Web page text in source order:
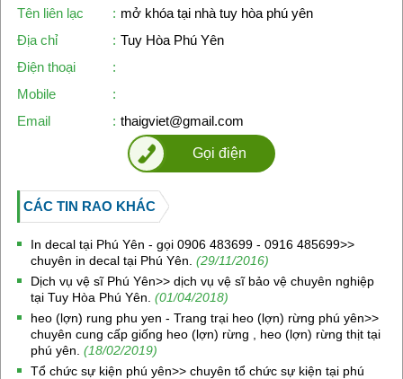
Tên liên lạc
: mở khóa tại nhà tuy hòa phú yên
Địa chỉ
: Tuy Hòa Phú Yên
Điện thoại
:
Mobile
:
Email
: thaigviet@gmail.com
Gọi điện
CÁC TIN RAO KHÁC
In decal tại Phú Yên - gọi 0906 483699 - 0916 485699>>
chuyên in decal tại Phú Yên. (29/11/2016)
Dịch vụ vệ sĩ Phú Yên>> dịch vụ vệ sĩ bảo vệ chuyên nghiệp
tại Tuy Hòa Phú Yên. (01/04/2018)
heo (lợn) rung phu yen - Trang trại heo (lợn) rừng phú yên>>
chuyên cung cấp giống heo (lợn) rừng , heo (lợn) rừng thịt tại
phú yên. (18/02/2019)
Tổ chức sự kiện phú yên>> chuyên tổ chức sự kiện tại phú